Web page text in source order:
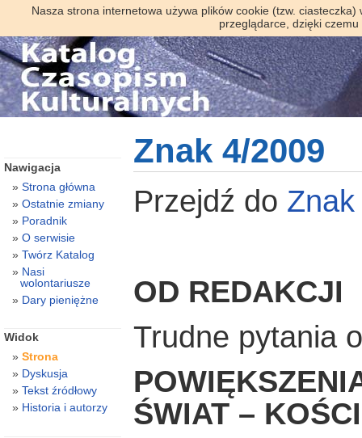
Nasza strona internetowa używa plików cookie (tzw.
przeglądarce, dzięki
Znak 4/2009
Przejdź do Znak
OD REDAKCJI
Trudne pytania
ŚWIAT –
Nawigacja
Strona główna
Ostatnie zmiany
Poradnik
O serwisie
Twórz Katalog
Nasi
wolontariusze
Dary pieniężne
Widok
Strona
Dyskusja
Tekst źródłowy
Historia i autorzy